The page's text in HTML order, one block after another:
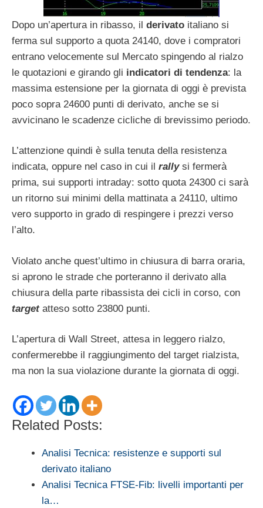
Dopo un’apertura in ribasso, il derivato italiano si
ferma sul supporto a quota 24140, dove i compratori
entrano velocemente sul Mercato spingendo al rialzo
le quotazioni e girando gli indicatori di tendenza: la
massima estensione per la giornata di oggi è prevista
poco sopra 24600 punti di derivato, anche se si
avvicinano le scadenze cicliche di brevissimo periodo.
L’attenzione quindi è sulla tenuta della resistenza
indicata, oppure nel caso in cui il rallysi fermerà
prima, sui supporti intraday: sotto quota 24300 ci sarà
un ritorno sui minimi della mattinata a 24110, ultimo
vero supporto in grado di respingere i prezzi verso
l’alto.
Violato anche quest’ultimo in chiusura di barra oraria,
si aprono le strade che porteranno il derivato alla
chiusura della parte ribassista dei cicli in corso, con
targetatteso sotto 23800 punti.
L’apertura di Wall Street, attesa in leggero rialzo,
confermerebbe il raggiungimento del target rialzista,
ma non la sua violazione durante la giornata di oggi.
Related Posts:
Analisi Tecnica: resistenze e supporti sul
derivato italiano
Analisi Tecnica FTSE-Fib: livelli importanti per
la…